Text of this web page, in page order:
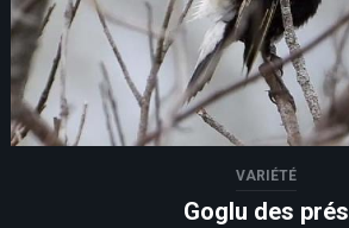
VARIÉTÉ
Goglu des prés